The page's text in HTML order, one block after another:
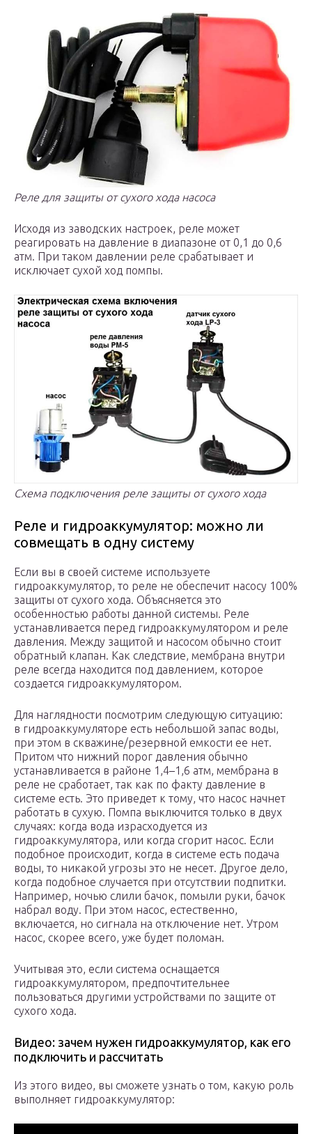
Реле для защиты от сухого хода насоса
Исходя из заводских настроек, реле может
реагировать на давление в диапазоне от 0,1 до 0,6
атм. При таком давлении реле срабатывает и
исключает сухой ход помпы.
Схема подключения реле защиты от сухого хода
Реле и гидроаккумулятор: можно ли
совмещать в одну систему
Если вы в своей системе используете
гидроаккумулятор, то реле не обеспечит насосу 100%
защиты от сухого хода. Объясняется это
особенностью работы данной системы. Реле
устанавливается перед гидроаккумулятором и реле
давления. Между защитой и насосом обычно стоит
обратный клапан. Как следствие, мембрана внутри
реле всегда находится под давлением, которое
создается гидроаккумулятором.
Для наглядности посмотрим следующую ситуацию:
в гидроаккумуляторе есть небольшой запас воды,
при этом в скважине/резервной емкости ее нет.
Притом что нижний порог давления обычно
устанавливается в районе 1,4–1,6 атм, мембрана в
реле не сработает, так как по факту давление в
системе есть. Это приведет к тому, что насос начнет
работать в сухую. Помпа выключится только в двух
случаях: когда вода израсходуется из
гидроаккумулятора, или когда сгорит насос. Если
подобное происходит, когда в системе есть подача
воды, то никакой угрозы это не несет. Другое дело,
когда подобное случается при отсутствии подпитки.
Например, ночью слили бачок, помыли руки, бачок
набрал воду. При этом насос, естественно,
включается, но сигнала на отключение нет. Утром
насос, скорее всего, уже будет поломан.
Учитывая это, если система оснащается
гидроаккумулятором, предпочтительнее
пользоваться другими устройствами по защите от
сухого хода.
Видео: зачем нужен гидроаккумулятор, как его
подключить и рассчитать
Из этого видео, вы сможете узнать о том, какую роль
выполняет гидроаккумулятор: